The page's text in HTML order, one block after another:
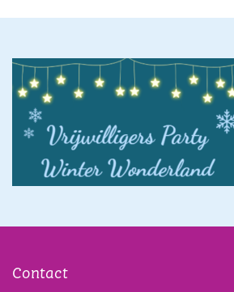
Contact